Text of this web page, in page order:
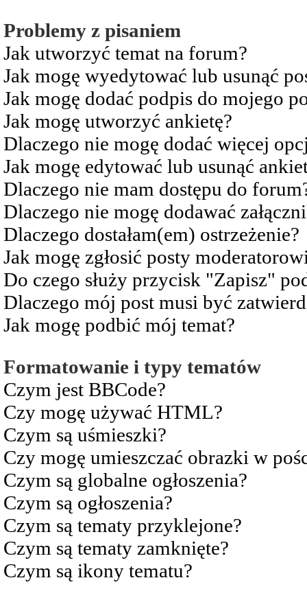
Problemy z pisaniem
Jak utworzyć temat na forum?
Jak mogę wyedytować lub usunąć
Jak mogę dodać podpis do mojego
Jak mogę utworzyć ankietę?
Dlaczego nie mogę dodać więcej
Jak mogę edytować lub usunąć
Dlaczego nie mam dostępu do
Dlaczego nie mogę dodawać
Dlaczego dostałam(em) ostrzeżenie?
Jak mogę zgłosić posty
Do czego służy przycisk "Zapisz"
Dlaczego mój post musi być
Jak mogę podbić mój temat?
Formatowanie i typy tematów
Czym jest BBCode?
Czy mogę używać HTML?
Czym są uśmieszki?
Czy mogę umieszczać obrazki w
Czym są globalne ogłoszenia?
Czym są ogłoszenia?
Czym są tematy przyklejone?
Czym są tematy zamknięte?
Czym są ikony tematu?